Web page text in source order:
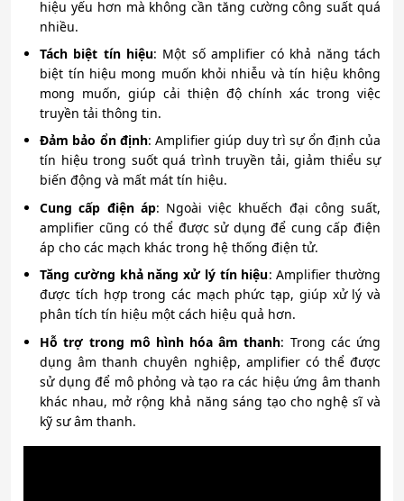
hiệu yếu hơn mà không cần tăng cường công suất quá
nhiều.
Tách biệt tín hiệu: Một số amplifier có khả năng tách
biệt tín hiệu mong muốn khỏi nhiễu và tín hiệu không
mong muốn, giúp cải thiện độ chính xác trong việc
truyền tải thông tin.
Đảm bảo ổn định: Amplifier giúp duy trì sự ổn định của
tín hiệu trong suốt quá trình truyền tải, giảm thiểu sự
biến động và mất mát tín hiệu.
Cung cấp điện áp: Ngoài việc khuếch đại công suất,
amplifier cũng có thể được sử dụng để cung cấp điện
áp cho các mạch khác trong hệ thống điện tử.
Tăng cường khả năng xử lý tín hiệu: Amplifier thường
được tích hợp trong các mạch phức tạp, giúp xử lý và
phân tích tín hiệu một cách hiệu quả hơn.
Hỗ trợ trong mô hình hóa âm thanh: Trong các ứng
dụng âm thanh chuyên nghiệp, amplifier có thể được
sử dụng để mô phỏng và tạo ra các hiệu ứng âm thanh
khác nhau, mở rộng khả năng sáng tạo cho nghệ sĩ và
kỹ sư âm thanh.